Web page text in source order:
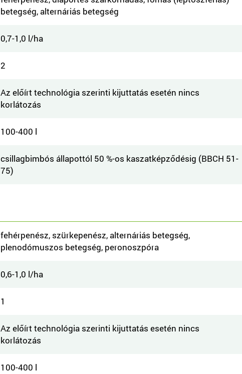
betegség, alternáriás betegség
0,7-1,0 l/ha
2
Az előírt technológia szerinti kijuttatás esetén nincs
korlátozás
100-400 l
csillagbimbós állapottól 50 %-os kaszatképződésig (BBCH 51-
75)
fehérpenész, szürkepenész, alternáriás betegség,
plenodómuszos betegség, peronoszpóra
0,6-1,0 l/ha
1
Az előírt technológia szerinti kijuttatás esetén nincs
korlátozás
100-400 l